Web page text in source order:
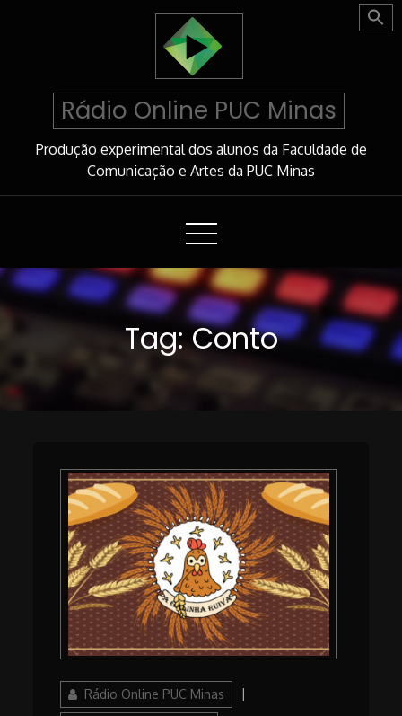
Rádio Online PUC Minas
Produção experimental dos alunos da Faculdade de
Comunicação e Artes da PUC Minas
Tag:Conto
AuthorRádio Online PUC Minas